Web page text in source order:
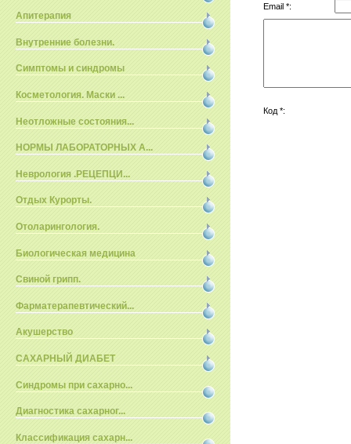
Апитерапия
Внутренние болезни.
Симптомы и синдромы
Косметология. Маски ...
Неотложные состояния...
НОРМЫ ЛАБОРАТОРНЫХ А...
Неврология .РЕЦЕПЦИ...
Отдых Курорты.
Отоларингология.
Биологическая медицина
Свиной грипп.
Фарматерапевтический...
Акушерство
САХАРНЫЙ ДИАБЕТ
Синдромы при сахарно...
Диагностика сахарног...
Классификация сахарн...
Email *:
Код *: